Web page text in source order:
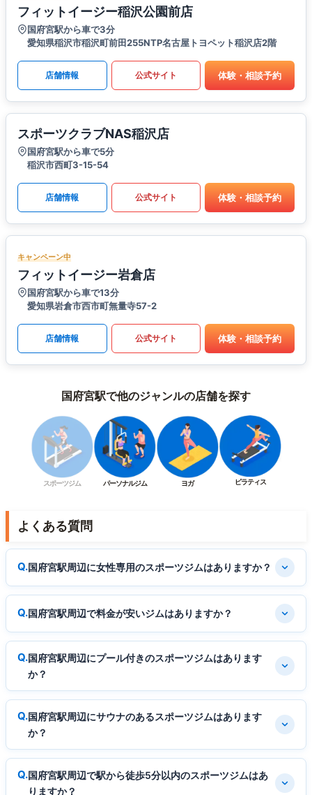
フィットイージー稲沢公園前店
国府宮駅から車で3分
愛知県稲沢市稲沢町前田255NTP名古屋トヨペット稲沢店2階
店舗情報 公式サイト 体験・相談予約
スポーツクラブNAS稲沢店
国府宮駅から車で5分
稲沢市西町3-15-54
店舗情報 公式サイト 体験・相談予約
キャンペーン中
フィットイージー岩倉店
国府宮駅から車で13分
愛知県岩倉市西市町無量寺57-2
店舗情報 公式サイト 体験・相談予約
国府宮駅で他のジャンルの店舗を探す
スポーツジム パーソナルジム ヨガ ピラティス
よくある質問
国府宮駅周辺に女性専用のスポーツジムはありますか？
国府宮駅周辺で料金が安いジムはありますか？
国府宮駅周辺にプール付きのスポーツジムはあります
か？
国府宮駅周辺にサウナのあるスポーツジムはあります
か？
国府宮駅周辺で駅から徒歩5分以内のスポーツジムはあ
りますか？